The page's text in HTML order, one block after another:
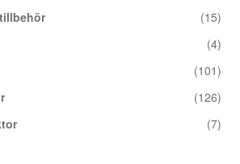
(15)
(4)
(101)
(126)
(7)